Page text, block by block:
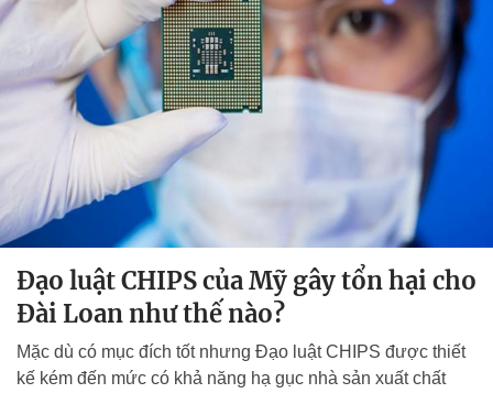
Đạo luật CHIPS của Mỹ gây tổn hại cho
Đài Loan như thế nào?
Mặc dù có mục đích tốt nhưng Đạo luật CHIPS được thiết
kế kém đến mức có khả năng hạ gục nhà sản xuất chất